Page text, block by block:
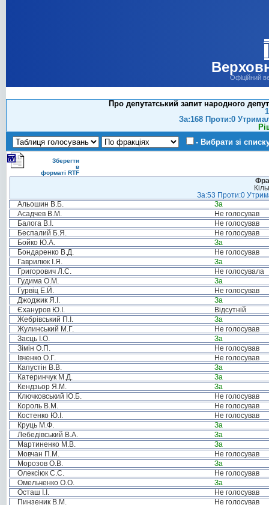
Офіційний
Про депутатський запит народного
За:168 Проти:0
- Вибрати зі
Зберегти
в
форматі RTF
За:53 Проти:0
Альошин В.Б.
За
Асадчев В.М.
Не голосував
Балога В.І.
Не голосував
Беспалий Б.Я.
Не голосував
Бойко Ю.А.
За
Бондаренко В.Д.
Не голосував
Гаврилюк І.Я.
За
Григорович Л.С.
Не голосувала
Гудима О.М.
За
Гурвіц Е.Й.
Не голосував
Джоджик Я.І.
За
Єхануров Ю.І.
Відсутній
Жебрівський П.І.
За
Жулинський М.Г.
Не голосував
Заєць І.О.
За
Зімін О.П.
Не голосував
Івченко О.Г.
Не голосував
Капустін В.В.
За
Катеринчук М.Д.
За
Кендзьор Я.М.
За
Ключковський Ю.Б.
Не голосував
Король В.М.
Не голосував
Костенко Ю.І.
Не голосував
Круць М.Ф.
За
Лебедівський В.А.
За
Мартиненко М.В.
За
Мовчан П.М.
Не голосував
Морозов О.В.
За
Олексіюк С.С.
Не голосував
Омельченко О.О.
За
Осташ І.І.
Не голосував
Пинзеник В.М.
Не голосував